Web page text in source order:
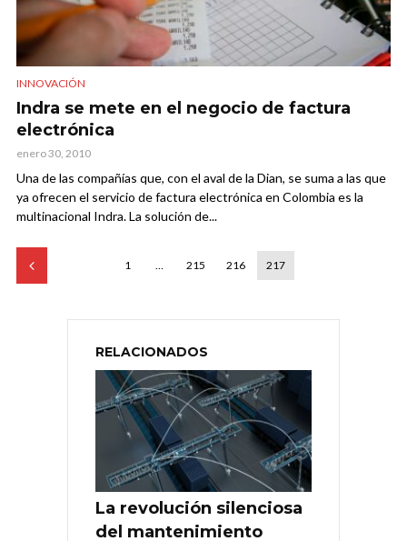
INNOVACIÓN
Indra se mete en el negocio de factura
electrónica
enero 30, 2010
Una de las compañías que, con el aval de la Dian, se suma a las que
ya ofrecen el servicio de factura electrónica en Colombia es la
multinacional Indra. La solución de...
1 … 215 216 217
RELACIONADOS
La revolución silenciosa
del mantenimiento